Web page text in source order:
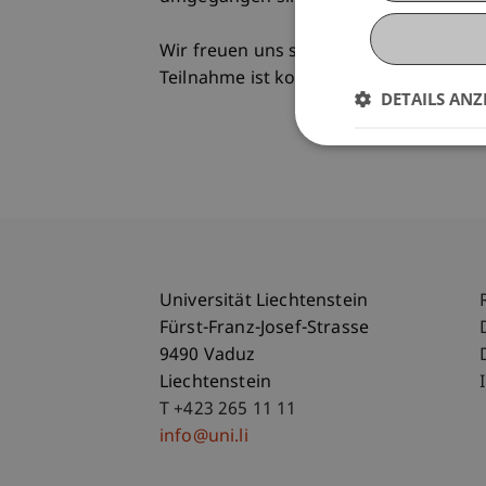
Wir freuen uns sehr auf eine
Teilnahme ist kostenlos, um
Universität Liechtenstein
Fürst-Franz-Josef-Strasse
9490 Vaduz
Liechtenstein
T +423 265 11 11
info@uni.li
DETAILS